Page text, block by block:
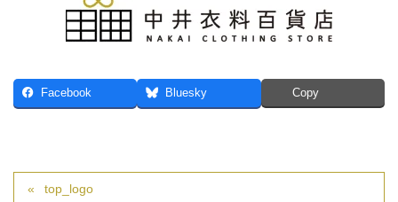
Facebook Bluesky Copy
top_logo